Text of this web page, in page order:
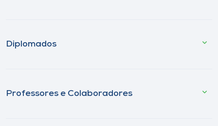
Diplomados
Professores e Colaboradores